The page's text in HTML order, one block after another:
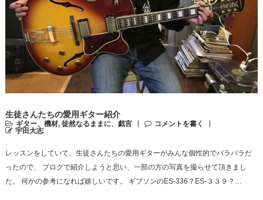
生徒さんたちの愛用ギター紹介
ギター、機材, 徒然なるままに、戯言
コメントを書く
宇田大志
レッスンをしていて、生徒さんたちの愛用ギターがみんな個性的でバラバラだ
ったので、 ブログで紹介しようと思い、一部の方の写真を撮らせて頂きまし
た。 何かの参考になれば嬉しいです。 ギブソンのES-336？ES-３３９？…